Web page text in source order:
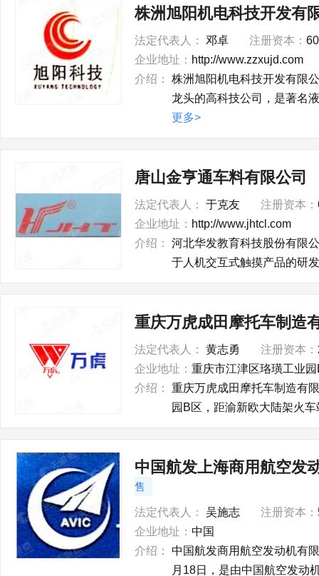
株洲旭阳机电科技开发有
法定代表人： 邓卓 注册资本：
企业地址： http://www.zzxujd.com
介绍： 株洲旭阳机电科技开发有限
龙头的高科技公司，是著名
更多>
唐山金亨通车料有限公司
法定代表人： 于克友 注册资本：
企业地址： http://www.jhtcl.com
介绍： 河北华发教育科技股份有限
于人机交互式触摸产品的研
重庆万虎成田摩托车制造
法定代表人： 黄志勇 注册资本：
企业地址： 重庆市江津区珞璜工业
介绍： 重庆万虎成田摩托车制造有
园B区，距渝新欧大陆架火
中国航发上海商用航空发
售
法定代表人： 吴施志 注册资本：
企业地址： 中国
介绍： 中国航发商用航空发动机有
月18日，是由中国航空发动